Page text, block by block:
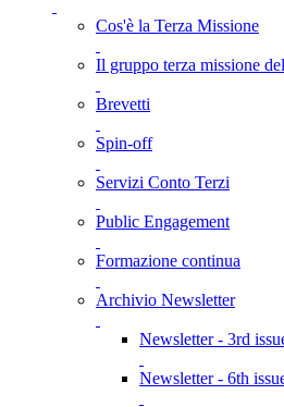
Cos'è la Terza Missione
Il gruppo terza missione
Brevetti
Spin-off
Servizi Conto Terzi
Public Engagement
Formazione continua
Archivio Newsletter
Newsletter - 3rd
Newsletter - 6th